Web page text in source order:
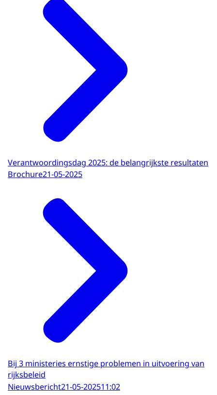
Verantwoordingsdag 2025: de belangrijkste resultaten
Brochure21-05-2025
Bij 3 ministeries ernstige problemen in uitvoering van
rijksbeleid
Nieuwsbericht21-05-202511:02